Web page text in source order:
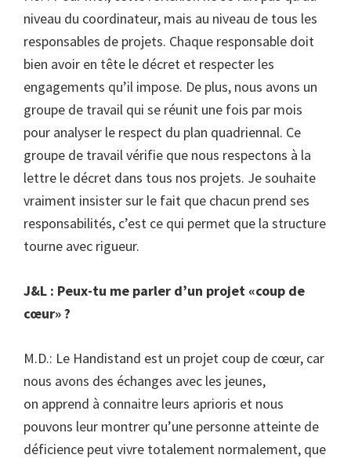
niveau du coordinateur, mais au niveau de tous les
responsables de projets. Chaque responsable doit
bien avoir en tête le décret et respecter les
engagements qu’il impose. De plus, nous avons un
groupe de travail qui se réunit une fois par mois
pour analyser le respect du plan quadriennal. Ce
groupe de travail vérifie que nous respectons à la
lettre le décret dans tous nos projets. Je souhaite
vraiment insister sur le fait que chacun prend ses
responsabilités, c’est ce qui permet que la structure
tourne avec rigueur.
J&L : Peux-tu me parler d’un projet «coup de
cœur» ?
M.D.: Le Handistand est un projet coup de cœur, car
nous avons des échanges avec les jeunes,
on apprend à connaitre leurs aprioris et nous
pouvons leur montrer qu’une personne atteinte de
déficience peut vivre totalement normalement, que